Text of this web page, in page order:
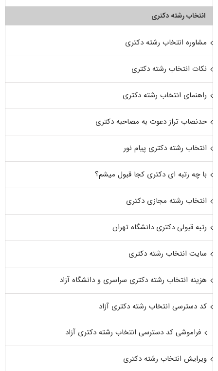
انتخاب رشته دکتری
مشاوره انتخاب رشته دکتری
نکات انتخاب رشته دکتری
راهنمای انتخاب رشته دکتری
حدنصاب تراز دعوت به مصاحبه دکتری
انتخاب رشته دکتری پیام نور
با چه رتبه ای دکتری کجا قبول میشم؟
انتخاب رشته مجازی دکتری
رتبه قبولی دکتری دانشگاه تهران
سایت انتخاب رشته دکتری
هزینه انتخاب رشته دکتری سراسری و دانشگاه آزاد
کد دسترسی انتخاب رشته دکتری آزاد
فراموشی کد دسترسی انتخاب رشته دکتری آزاد
ویرایش انتخاب رشته دکتری